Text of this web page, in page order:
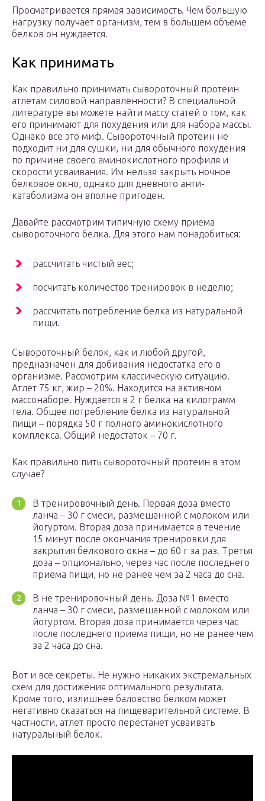
Просматривается прямая зависимость. Чем большую
нагрузку получает организм, тем в большем объеме
белков он нуждается.
Как принимать
Как правильно принимать сывороточный протеин
атлетам силовой направленности? В специальной
литературе вы можете найти массу статей о том, как
его принимают для похудения или для набора массы.
Однако все это миф. Сывороточный протеин не
подходит ни для сушки, ни для обычного похудения
по причине своего аминокислотного профиля и
скорости усваивания. Им нельзя закрыть ночное
белковое окно, однако для дневного анти-
катаболизма он вполне пригоден.
Давайте рассмотрим типичную схему приема
сывороточного белка. Для этого нам понадобиться:
рассчитать чистый вес;
посчитать количество тренировок в неделю;
рассчитать потребление белка из натуральной
пищи.
Сывороточный белок, как и любой другой,
предназначен для добивания недостатка его в
организме. Рассмотрим классическую ситуацию.
Атлет 75 кг, жир – 20%. Находится на активном
массонаборе. Нуждается в 2 г белка на килограмм
тела. Общее потребление белка из натуральной
пищи – порядка 50 г полного аминокислотного
комплекса. Общий недостаток – 70 г.
Как правильно пить сывороточный протеин в этом
случае?
В тренировочный день. Первая доза вместо
ланча – 30 г смеси, размешанной с молоком или
йогуртом. Вторая доза принимается в течение
15 минут после окончания тренировки для
закрытия белкового окна – до 60 г за раз. Третья
доза – опционально, через час после последнего
приема пищи, но не ранее чем за 2 часа до сна.
В не тренировочный день. Доза №1 вместо
ланча – 30 г смеси, размешанной с молоком или
йогуртом. Вторая доза принимается через час
после последнего приема пищи, но не ранее чем
за 2 часа до сна.
Вот и все секреты. Не нужно никаких экстремальных
схем для достижения оптимального результата.
Кроме того, излишнее баловство белком может
негативно сказаться на пищеварительной системе. В
частности, атлет просто перестанет усваивать
натуральный белок.